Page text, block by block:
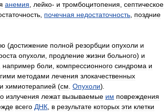
анемия лейко- и тромбоцитопения септическое
почечная недостаточность поздние
(достижение полной резорбции опухоли и
опухоли продление жизни больного) и
например боли компрессионного синдрома и
методами лечения злокачественных
и химиотерапией (см Опухоли)
излучения лежат вызываемые им повреждения
всего ДНК в результате которых эти клетки